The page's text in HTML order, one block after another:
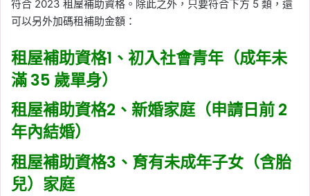
符合 2023 租屋補助資格。除此之外，只要符合下方 5 類，還
可以另外加碼租補助金額：
租屋補助資格1、初入社會青年（成年未
滿 35 歲單身）
租屋補助資格2、新婚家庭（申請日前 2
年內結婚）
租屋補助資格3、育有未成年子女（含胎
兒）家庭